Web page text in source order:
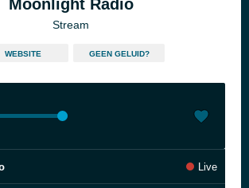
Moonlight Radio
Stream
WEBSITE GEEN GELUID?
Live